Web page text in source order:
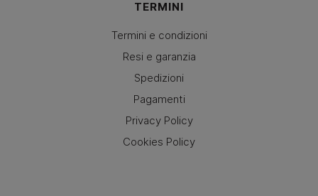
TERMINI
Termini e condizioni
Resi e garanzia
Spedizioni
Pagamenti
Privacy Policy
Cookies Policy